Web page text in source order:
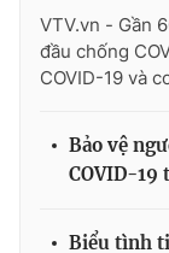
VTV.vn - Gần
đầu chống
COVID-19 và
Bảo vệ
COVID-19
Biểu tình